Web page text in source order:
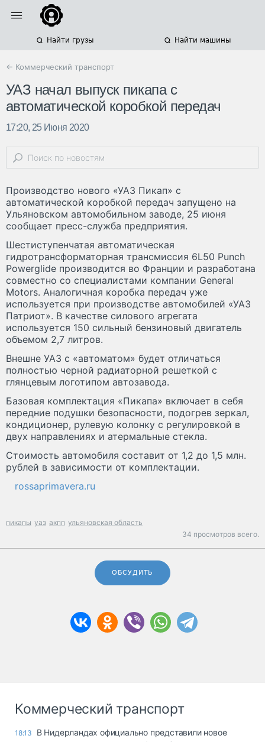
Найти грузы Найти машины
← Коммерческий транспорт
УАЗ начал выпуск пикапа с
автоматической коробкой передач
17:20, 25 Июня 2020
Производство нового «УАЗ Пикап» с
автоматической коробкой передач запущено на
Ульяновском автомобильном заводе, 25 июня
сообщает пресс-служба предприятия.
Шестиступенчатая автоматическая
гидротрансформаторная трансмиссия 6L50 Punch
Powerglide производится во Франции и разработана
совместно со специалистами компании General
Motors. Аналогичная коробка передач уже
используется при производстве автомобилей «УАЗ
Патриот». В качестве силового агрегата
используется 150 сильный бензиновый двигатель
объемом 2,7 литров.
Внешне УАЗ с «автоматом» будет отличаться
полностью черной радиаторной решеткой с
глянцевым логотипом автозавода.
Базовая комплектация «Пикапа» включает в себя
передние подушки безопасности, подогрев зеркал,
кондиционер, рулевую колонку с регулировкой в
двух направлениях и атермальные стекла.
Стоимость автомобиля составит от 1,2 до 1,5 млн.
рублей в зависимости от комплектации.
rossaprimavera.ru
пикапы уаз акпп ульяновская область
34 просмотров всего.
ОБСУДИТЬ
Коммерческий транспорт
18:13
В Нидерландах официально представили новое